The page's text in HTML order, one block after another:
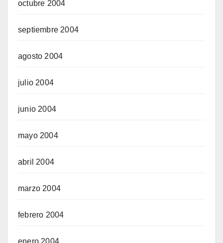
octubre 2004
septiembre 2004
agosto 2004
julio 2004
junio 2004
mayo 2004
abril 2004
marzo 2004
febrero 2004
enero 2004